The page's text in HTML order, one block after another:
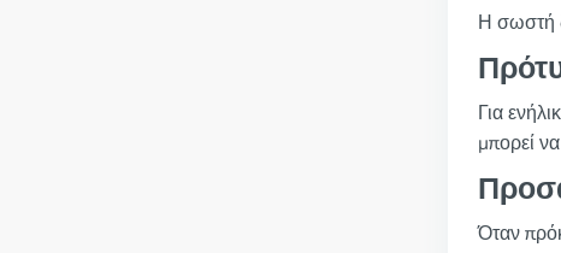
Η σωστή
Για
μπορεί
Όταν